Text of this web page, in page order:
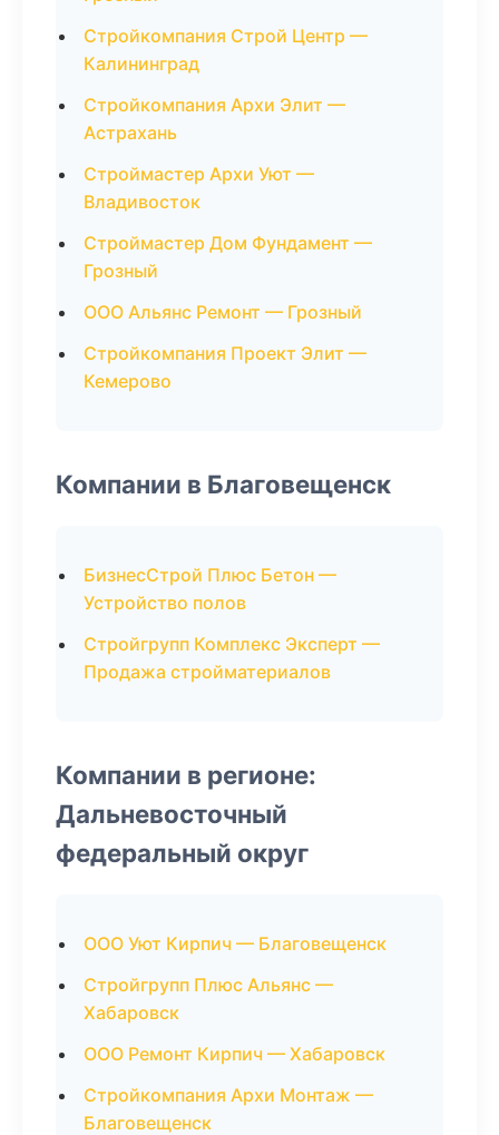
Стройкомпания Строй Центр —
Калининград
Стройкомпания Архи Элит —
Астрахань
Строймастер Архи Уют —
Владивосток
Строймастер Дом Фундамент —
Грозный
ООО Альянс Ремонт — Грозный
Стройкомпания Проект Элит —
Кемерово
Компании в Благовещенск
БизнесСтрой Плюс Бетон —
Устройство полов
Стройгрупп Комплекс Эксперт —
Продажа стройматериалов
Компании в регионе:
Дальневосточный
федеральный округ
ООО Уют Кирпич — Благовещенск
Стройгрупп Плюс Альянс —
Хабаровск
ООО Ремонт Кирпич — Хабаровск
Стройкомпания Архи Монтаж —
Благовещенск